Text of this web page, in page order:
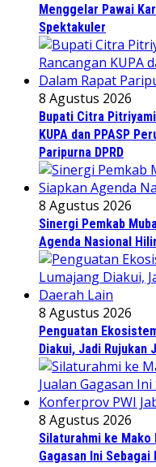
Menggelar Pawai
Spektakuler
8 Agustus 2026
Bupati Citra
KUPA dan PPASP
Paripurna DPRD
8 Agustus 2026
Sinergi Pemkab
Agenda Nasional
8 Agustus 2026
Penguatan
Diakui, Jadi Rujukan
8 Agustus 2026
Silaturahmi ke Mako
Gagasan Ini